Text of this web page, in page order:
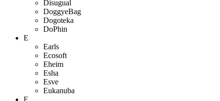
Disugual
DoggyeBag
Dogoteka
DoPhin
E
Earls
Ecosoft
Eheim
Esha
Esve
Eukanuba
F